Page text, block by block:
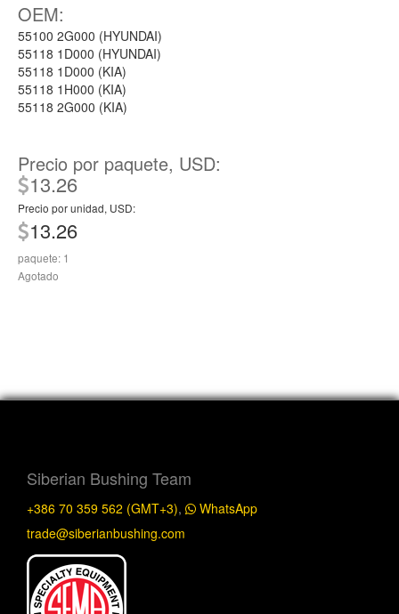
OEM:
55100 2G000 (HYUNDAI)
55118 1D000 (HYUNDAI)
55118 1D000 (KIA)
55118 1H000 (KIA)
55118 2G000 (KIA)
Precio por paquete, USD:
13.26
Precio por unidad, USD:
13.26
paquete: 1
Agotado
Siberian Bushing Team
+386 70 359 562 (GMT+3),
WhatsApp
trade@siberianbushing.com